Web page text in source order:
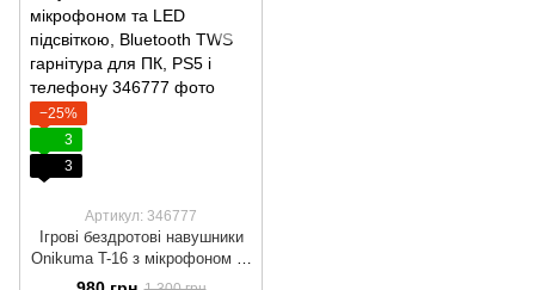
−25%
3
3
Артикул: 346777
Ігрові бездротові навушники
Onikuma T-16 з мікрофоном та
LED підсвіткою, Bluetooth